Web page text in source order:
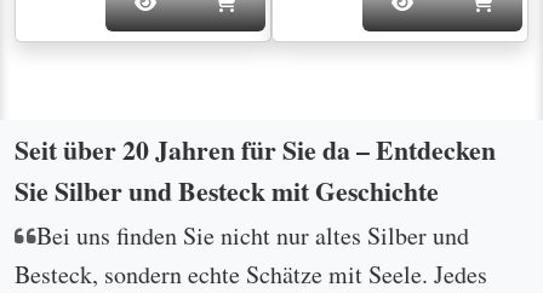
Seit über 20 Jahren für Sie da – Entdecken
Sie Silber und Besteck mit Geschichte
Bei uns finden Sie nicht nur altes Silber und
Besteck, sondern echte Schätze mit Seele. Jedes